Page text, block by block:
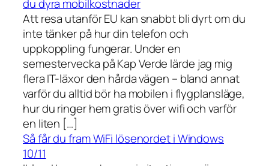
du dyra mobilkostnader
Att resa utanför EU kan snabbt bli dyrt om du
inte tänker på hur din telefon och
uppkoppling fungerar. Under en
semestervecka på Kap Verde lärde jag mig
flera IT-läxor den hårda vägen – bland annat
varför du alltid bör ha mobilen i flygplansläge,
hur du ringer hem gratis över wifi och varför
en liten […]
Så får du fram WiFi lösenordet i Windows
10/11